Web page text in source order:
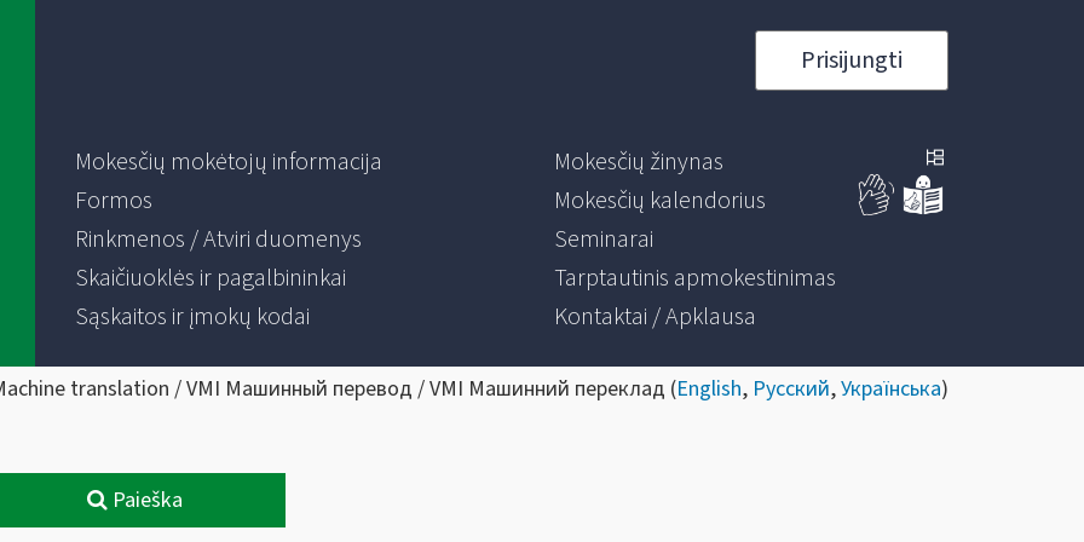
Prisijungti
Mokesčių mokėtojų informacija
Formos
Rinkmenos / Atviri duomenys
Skaičiuoklės ir pagalbininkai
Sąskaitos ir įmokų kodai
Mokesčių žinynas
Mokesčių kalendorius
Seminarai
Tarptautinis apmokestinimas
Kontaktai / Apklausa
translation / VMI Машинный перевод / VMI Машинний переклад (English, Русский,Українська)
Paieška